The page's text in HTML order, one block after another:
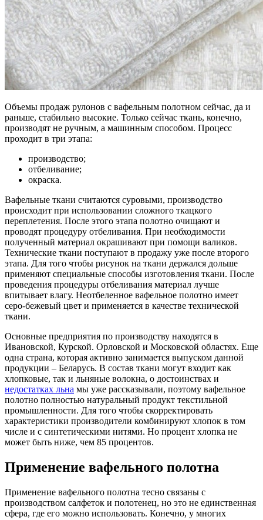
Объемы продаж рулонов с вафельным полотном сейчас, да и
раньше, стабильно высокие. Только сейчас ткань, конечно,
производят не ручным, а машинным способом. Процесс
проходит в три этапа:
производство;
отбеливание;
окраска.
Вафельные ткани считаются суровыми, производство
происходит при использовании сложного ткацкого
переплетения. После этого этапа полотно очищают и
проводят процедуру отбеливания. При необходимости
полученный материал окрашивают при помощи валиков.
Технические ткани поступают в продажу уже после второго
этапа. Для того чтобы рисунок на ткани держался дольше
применяют специальные способы изготовления ткани. После
проведения процедуры отбеливания материал лучше
впитывает влагу. Неотбеленное вафельное полотно имеет
серо-бежевый цвет и применяется в качестве технической
ткани.
Основные предприятия по производству находятся в
Ивановской, Курской. Орловской и Московской областях. Еще
одна страна, которая активно занимается выпуском данной
продукции – Беларусь. В состав ткани могут входит как
хлопковые, так и льняные волокна, о достоинствах и
недостатках льна мы уже рассказывали, поэтому вафельное
полотно полностью натуральный продукт текстильной
промышленности. Для того чтобы скорректировать
характеристики производители комбинируют хлопок в том
числе и с синтетическими нитями. Но процент хлопка не
может быть ниже, чем 85 процентов.
Применение вафельного полотна
Применение вафельного полотна тесно связаны с
производством салфеток и полотенец, но это не единственная
сфера, где его можно использовать. Конечно, у многих